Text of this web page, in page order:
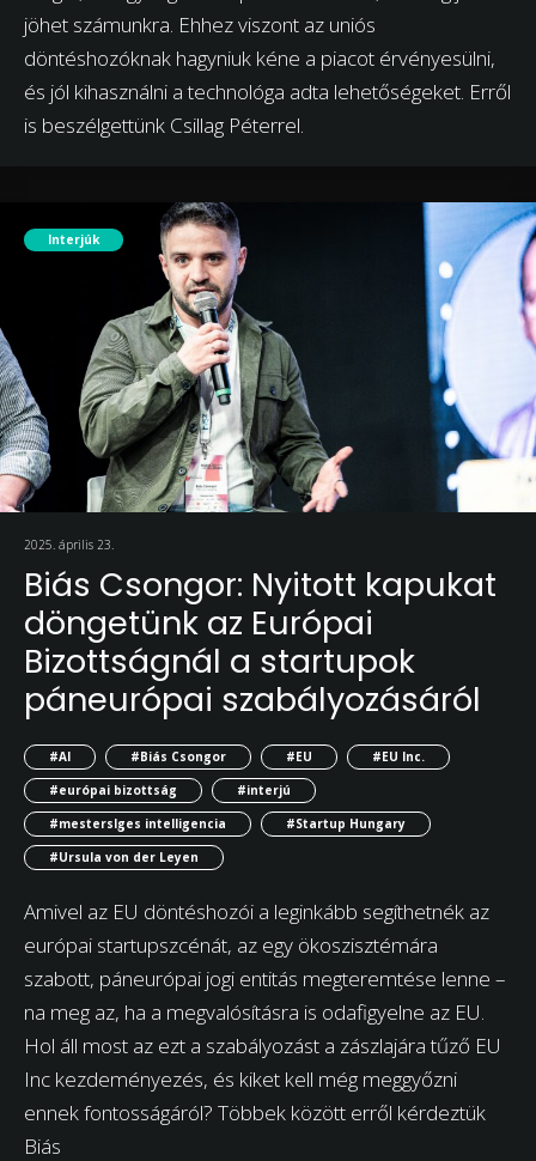
jöhet számunkra. Ehhez viszont az uniós
döntéshozóknak hagyniuk kéne a piacot érvényesülni,
és jól kihasználni a technológa adta lehetőségeket. Erről
is beszélgettünk Csillag Péterrel.
Interjúk
2025. április 23.
Biás Csongor: Nyitott kapukat
döngetünk az Európai
Bizottságnál a startupok
páneurópai szabályozásáról
#AI #Biás Csongor #EU
#EU Inc.
#európai bizottság
#interjú
#mesterslges intelligencia
#Startup Hungary
#Ursula von der Leyen
Amivel az EU döntéshozói a leginkább segíthetnék az
európai startupszcénát, az egy ökoszisztémára
szabott, páneurópai jogi entitás megteremtése lenne –
na meg az, ha a megvalósításra is odafigyelne az EU.
Hol áll most az ezt a szabályozást a zászlajára tűző EU
Inc kezdeményezés, és kiket kell még meggyőzni
ennek fontosságáról? Többek között erről kérdeztük
Biás